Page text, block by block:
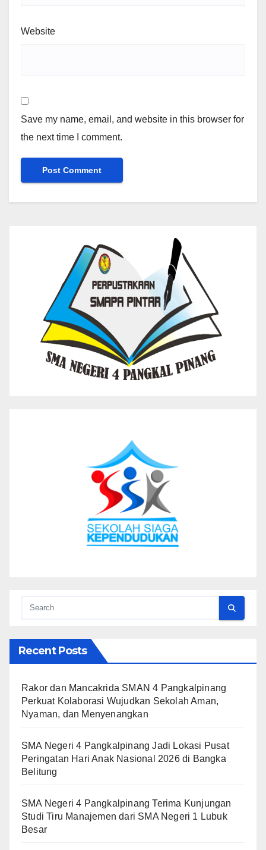
Website
Save my name, email, and website in this browser for
the next time I comment.
Recent Posts
Rakor dan Mancakrida SMAN 4 Pangkalpinang
Perkuat Kolaborasi Wujudkan Sekolah Aman,
Nyaman, dan Menyenangkan
SMA Negeri 4 Pangkalpinang Jadi Lokasi Pusat
Peringatan Hari Anak Nasional 2026 di Bangka
Belitung
SMA Negeri 4 Pangkalpinang Terima Kunjungan
Studi Tiru Manajemen dari SMA Negeri 1 Lubuk
Besar